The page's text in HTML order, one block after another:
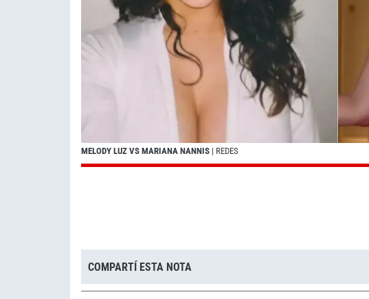
MELODY LUZ VS MARIANA NANNIS | REDES
COMPARTÍ ESTA NOTA